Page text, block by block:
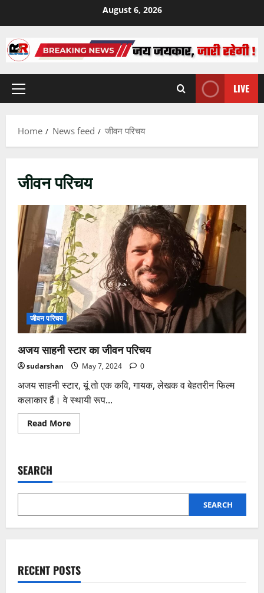
content
August 6, 2026
Primary
LIVE
Home News feed जीवन परिचय
जीवन परिचय
जीवन परिचय
अजय साहनी स्टार का जीवन परिचय
sudarshan May 7, 2024 0
अजय साहनी स्टार, यूं तो एक कवि, गायक, लेखक व बेहतरीन फिल्म
कलाकार हैं। वे स्थायी रूप...
Read MoreRead
more
जीवन
SEARCH
SEARCH
RECENT POSTS